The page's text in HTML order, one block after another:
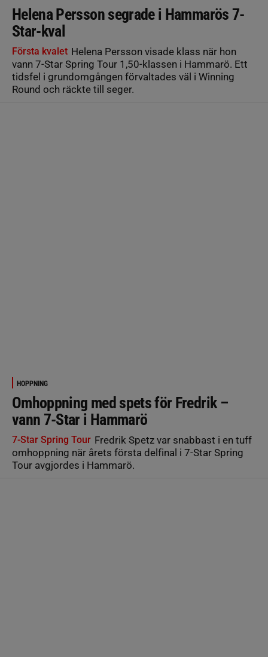
Helena Persson segrade i Hammarös 7-
Star-kval
Första kvalet Helena Persson visade klass när hon
vann 7-Star Spring Tour 1,50-klassen i Hammarö. Ett
tidsfel i grundomgången förvaltades väl i Winning
Round och räckte till seger.
HOPPNING
Omhoppning med spets för Fredrik –
vann 7-Star i Hammarö
7-Star Spring Tour Fredrik Spetz var snabbast i en tuff
omhoppning när årets första delfinal i 7-Star Spring
Tour avgjordes i Hammarö.